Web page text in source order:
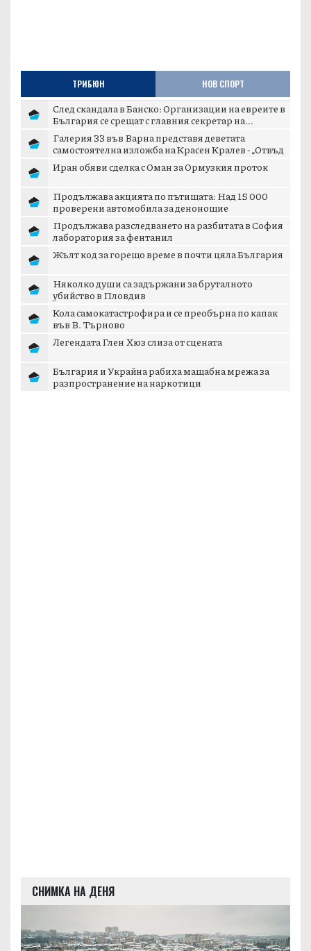
ТРИБЮН НОВ СПОРТ
След скандала в Банско: Организации на евреите в
България се срещат с главния секретар на...
Галерия 33 във Варна представя деветата
самостоятелна изложба на Красен Кралев - „Отвъд
Иран обяви сделка с Оман за Ормузкия проток
Продължава акцията по пътищата: Над 15 000
проверени автомобила за денонощие
Продължава разследването на разбитата в София
лаборатория за фентанил
Жълт код за горещо време в почти цяла България
Няколко души са задържани за бруталното
убийство в Пловдив
Кола самокатастрофира и се преобърна по капак
във В. Търново
Легендата Глен Хюз слиза от сцената
България и Украйна рабиха мащабна мрежа за
разпространение на наркотици
СНИМКА НА ДЕНЯ